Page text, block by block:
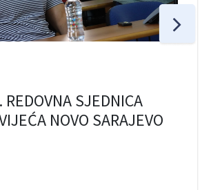
SJEDNICA
NOVO SARAJEVO